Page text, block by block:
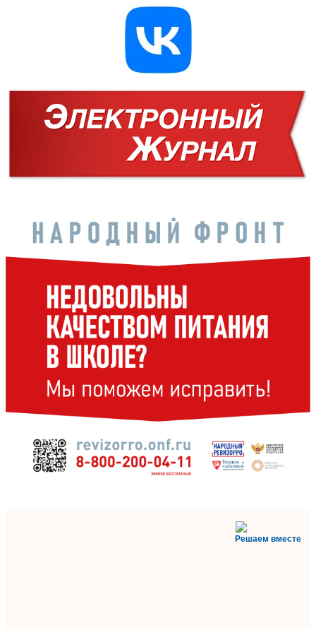
Решаем вместе